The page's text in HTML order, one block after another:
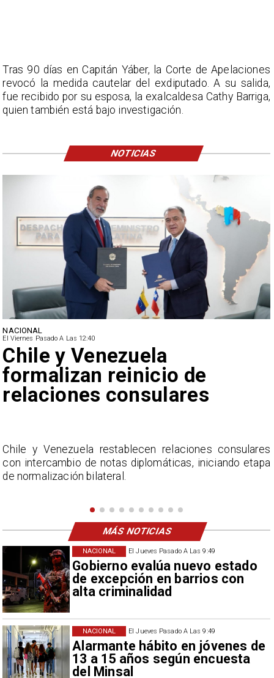
El Jueves Pasado A Las 9:49
Gobierno evalúa nuevo estado
de excepción en barrios con
alta criminalidad
NACIONAL
El Jueves Pasado A Las 9:49
Alarmante hábito en jóvenes de
13 a 15 años según encuesta
del Minsal
NACIONAL
NACIONAL
El Viernes Pasado A Las 12:40
Feriantes rechazan dichos
de Camila Flores sobre
Fabiola Campillai
La Confederación Nacional de Ferias Libres (ASOF)
considera inaceptable que se refieran a Fabiola
Campillai como 'señora de feria', expresión utilizada
Tras 90 días en Capitán Yáber, la Corte de Apelaciones
revocó la medida cautelar del exdiputado. A su salida,
fue recibido por su esposa, la exalcaldesa Cathy Barriga,
quien también está bajo investigación.
NOTICIAS
MÁS NOTICIAS